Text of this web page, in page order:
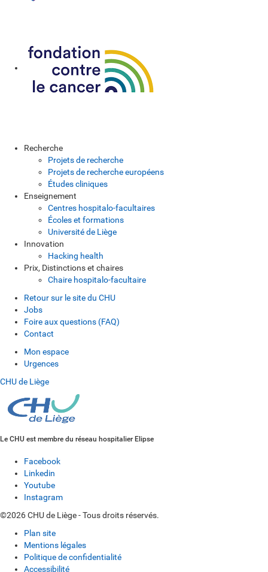
Recherche
Projets de recherche
Projets de recherche européens
Études cliniques
Enseignement
Centres hospitalo-facultaires
Écoles et formations
Université de Liège
Innovation
Hacking health
Prix, Distinctions et chaires
Chaire hospitalo-facultaire
Retour sur le site du CHU
Jobs
Foire aux questions (FAQ)
Contact
Mon espace
Urgences
CHU de Liège
Le CHU est membre du réseau hospitalier Elipse
Facebook
Linkedin
Youtube
Instagram
©2026 CHU de Liège - Tous droits réservés.
Plan site
Mentions légales
Politique de confidentialité
Accessibilité